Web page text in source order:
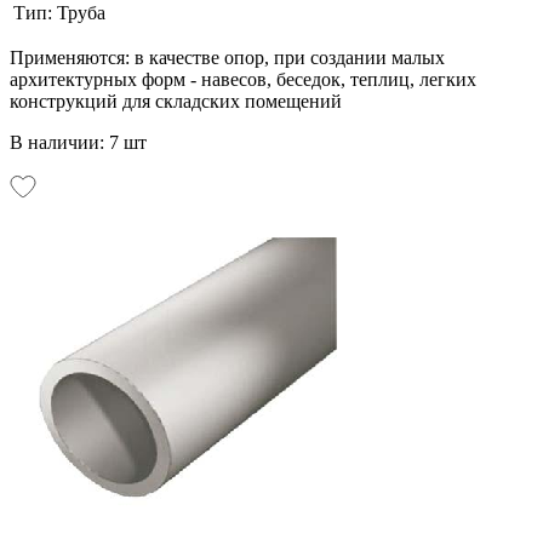
Тип: Труба
Применяются: в качестве опор, при создании малых
архитектурных форм - навесов, беседок, теплиц, легких
конструкций для складских помещений
В наличии: 7 шт